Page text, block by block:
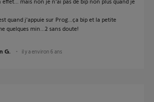
quand j'appuie sur Prog...ça bip et la petite
quelques min...2 sans doute!
G. il y a environ 6 ans